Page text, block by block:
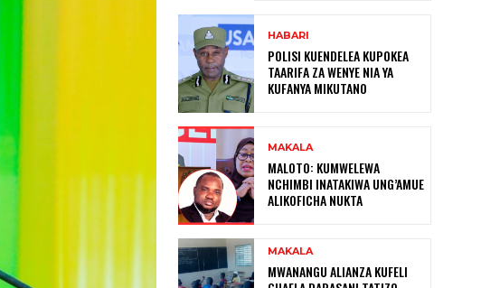
HABARI
POLISI KUENDELEA KUPOKEA
TAARIFA ZA WENYE NIA YA
KUFANYA MIKUTANO
MAKALA
MALOTO: KUMWELEWA
NCHIMBI INATAKIWA UNG’AMUE
ALIKOFICHA NUKTA
MAKALA
MWANANGU ALIANZA KUFELI